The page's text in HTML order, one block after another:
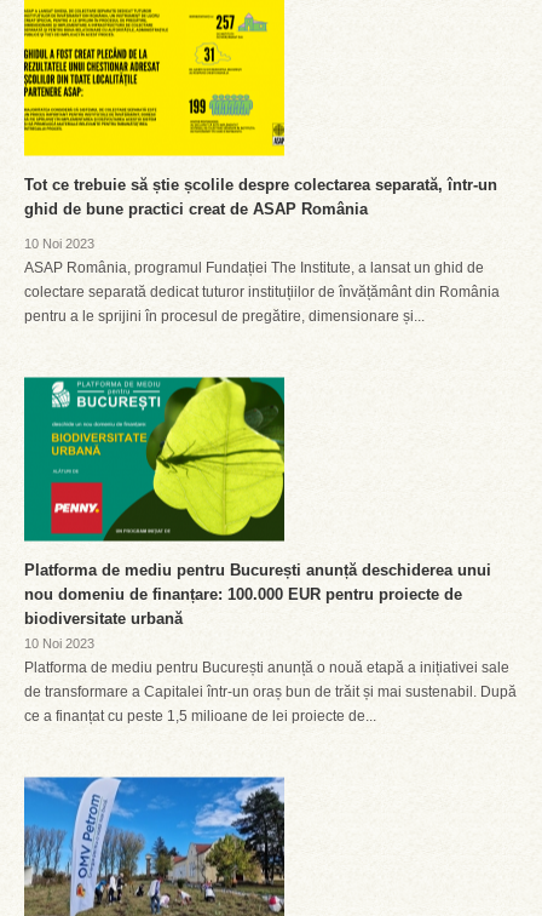
Tot ce trebuie să știe școlile despre colectarea separată, într-un
ghid de bune practici creat de ASAP România
10 Noi 2023
ASAP România, programul Fundației The Institute, a lansat un ghid de
colectare separată dedicat tuturor instituțiilor de învățământ din România
pentru a le sprijini în procesul de pregătire, dimensionare și...
Platforma de mediu pentru București anunță deschiderea unui
nou domeniu de finanțare: 100.000 EUR pentru proiecte de
biodiversitate urbană
10 Noi 2023
Platforma de mediu pentru București anunță o nouă etapă a inițiativei sale
de transformare a Capitalei într-un oraș bun de trăit și mai sustenabil. După
ce a finanțat cu peste 1,5 milioane de lei proiecte de...